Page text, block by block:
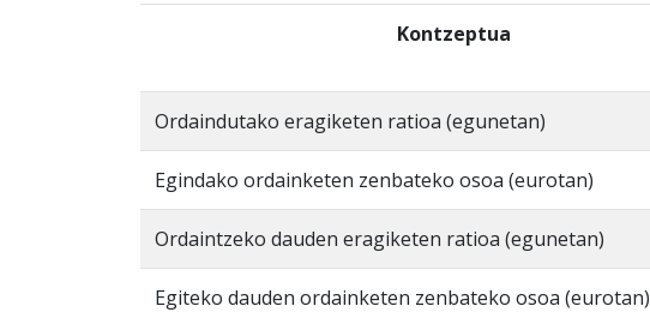
Kontzeptua
Ordaindutako eragiketen ratioa (egunetan)
Egindako ordainketen zenbateko osoa (eurotan)
Ordaintzeko dauden eragiketen ratioa (egunetan)
Egiteko dauden ordainketen zenbateko osoa (eurotan)